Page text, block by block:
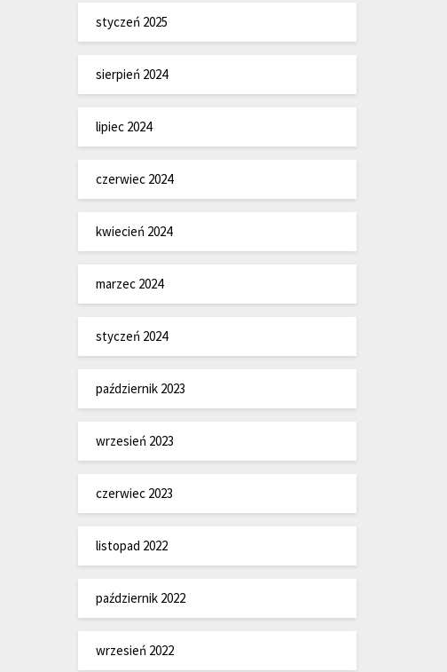
styczeń 2025
sierpień 2024
lipiec 2024
czerwiec 2024
kwiecień 2024
marzec 2024
styczeń 2024
październik 2023
wrzesień 2023
czerwiec 2023
listopad 2022
październik 2022
wrzesień 2022